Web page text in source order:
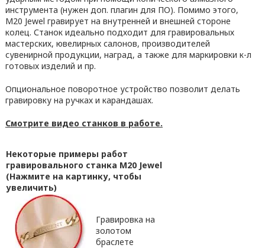
инструмента (нужен доп. плагин для ПО). Помимо этого,
M20 Jewel гравирует на внутренней и внешней стороне
колец. Станок идеально подходит для гравировальных
мастерских, ювелирных салонов, производителей
сувенирной продукции, наград, а также для маркировки к-л
готовых изделий и пр.
Опциональное поворотное устройство позволит делать
гравировку на ручках и карандашах.
Смотрите видео станков в работе.
Некоторые примеры работ
гравировального станка M20 Jewel
(Нажмите на картинку, чтобы
увеличить)
Гравировка на
золотом
браслете